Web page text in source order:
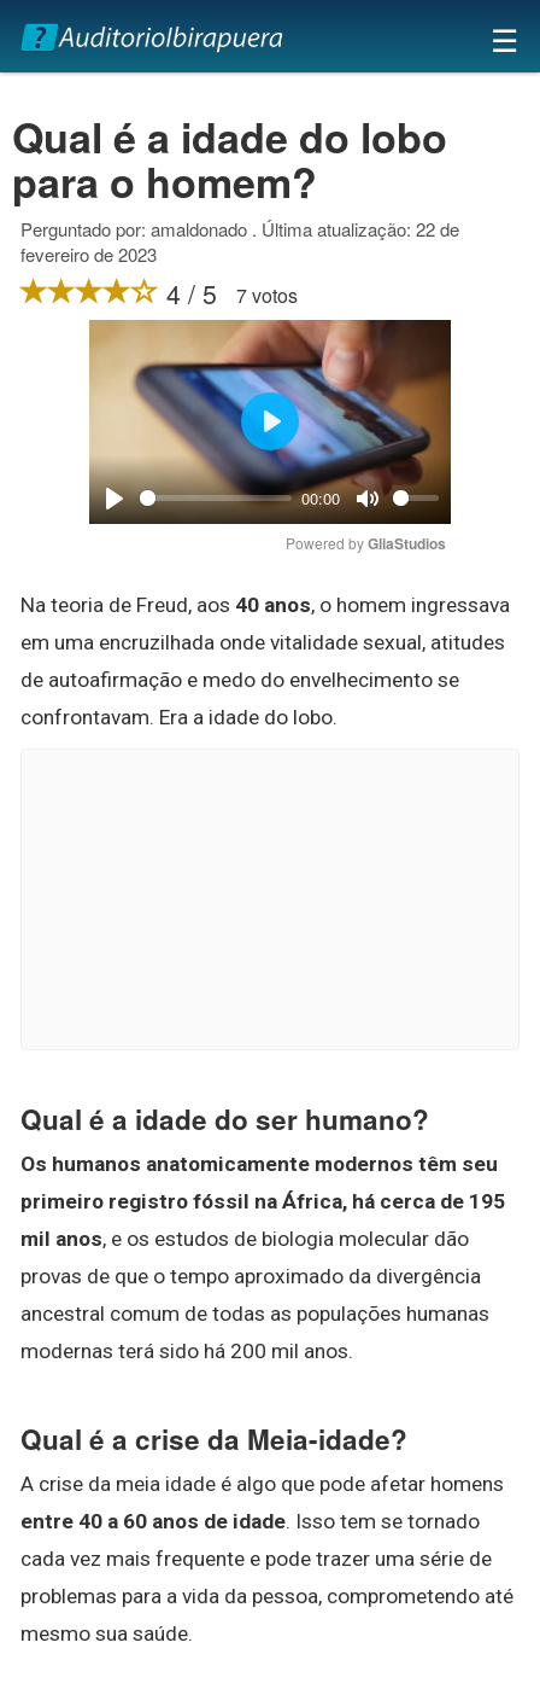
×
☰
Qual é a idade do lobo
para o homem?
Perguntado por: amaldonado . Última atualização: 22 de
fevereiro de 2023
4 / 5 7 votos
Play
00:00
Mute
Play
Powered by GliaStudios
Na teoria de Freud, aos 40 anos, o homem ingressava
em uma encruzilhada onde vitalidade sexual, atitudes
de autoafirmação e medo do envelhecimento se
confrontavam. Era a idade do lobo.
Qual é a idade do ser humano?
Os humanos anatomicamente modernos têm seu
primeiro registro fóssil na África, há cerca de 195
mil anos, e os estudos de biologia molecular dão
provas de que o tempo aproximado da divergência
ancestral comum de todas as populações humanas
modernas terá sido há 200 mil anos.
Qual é a crise da Meia-idade?
A crise da meia idade é algo que pode afetar homens
entre 40 a 60 anos de idade. Isso tem se tornado
cada vez mais frequente e pode trazer uma série de
problemas para a vida da pessoa, comprometendo até
mesmo sua saúde.